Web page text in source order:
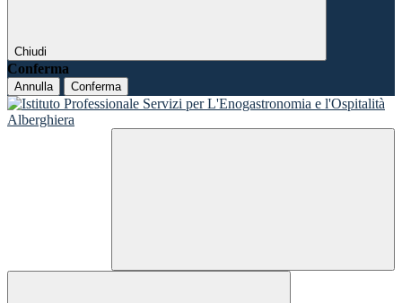
Chiudi
Conferma
Annulla Conferma